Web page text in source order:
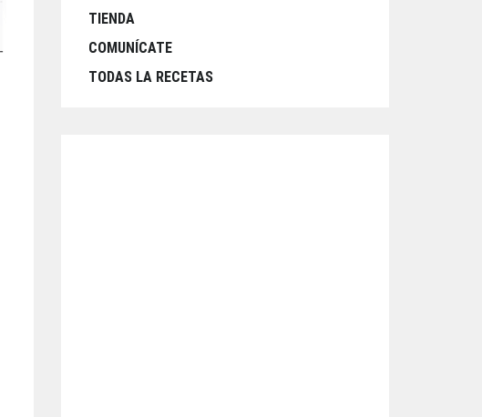
TIENDA
COMUNÍCATE
TODAS LA RECETAS